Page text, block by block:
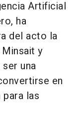
Artificial
ha
del acto la
y
una
en
las